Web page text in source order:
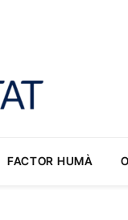
FACTOR HUMÀ